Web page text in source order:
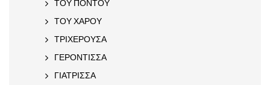
ΤΟΥ ΠΟΝΤΟΥ
ΤΟΥ ΧΑΡΟΥ
ΤΡΙΧΕΡΟΥΣΑ
ΓΕΡΟΝΤΙΣΣΑ
ΓΙΑΤΡΙΣΣΑ